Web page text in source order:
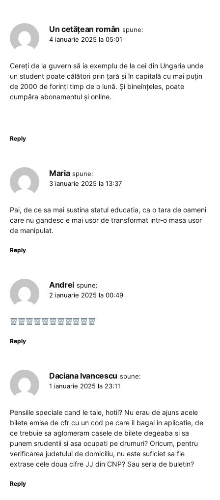
Un cetățean român spune:
4 ianuarie 2025 la 05:01
Cereți de la guvern să ia exemplu de la cei din Ungaria unde
un student poate călători prin țară și în capitală cu mai puțin
de 2000 de forinți timp de o lună. Și bineînțeles, poate
cumpăra abonamentul și online.
Reply
Maria spune:
3 ianuarie 2025 la 13:37
Pai, de ce sa mai sustina statul educatia, ca o tara de oameni
care nu gandesc e mai usor de transformat intr-o masa usor
de manipulat.
Reply
Andrei spune:
2 ianuarie 2025 la 00:49
Reply
Daciana Ivancescu spune:
1 ianuarie 2025 la 23:11
Pensiile speciale cand le taie, hotii? Nu erau de ajuns acele
bilete emise de cfr cu un cod pe care il bagai in aplicatie, de
ce trebuie sa aglomeram casele de bilete degeaba si sa
punem srudentii si asa ocupati pe drumuri? Oricum, pentru
verificarea judetului de domiciliu, nu este suficiet sa fie
extrase cele doua cifre JJ din CNP? Sau seria de buletin?
Reply